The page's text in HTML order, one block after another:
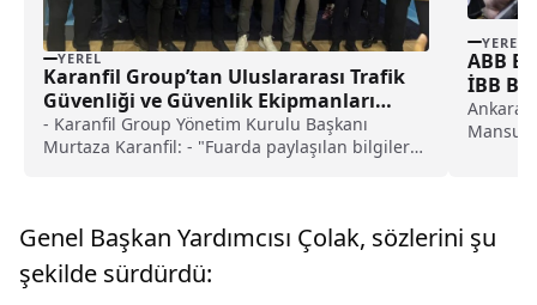
YEREL
Karanfil Group’tan Uluslararası Trafik
Güvenliği ve Güvenlik Ekipmanları
Fuarı’na destek haberi
- Karanfil Group Yönetim Kurulu Başkanı
Murtaza Karanfil: - "Fuarda paylaşılan bilgiler
YEREL
ABB
İBB
Ankara
Mansur
Genel Başkan Yardımcısı Çolak, sözlerini şu
şekilde sürdürdü: